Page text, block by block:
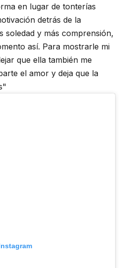
en lugar de tonterías
detrás de la
soledad y más comprensión,
así. Para mostrarle mi
que ella también me
el amor y deja que la